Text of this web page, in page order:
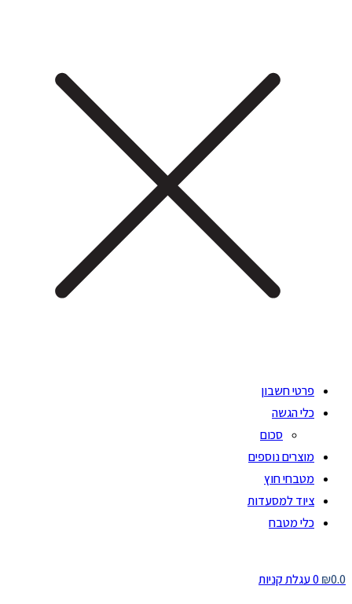
פרטי חשבון
כלי הגשה
סכום
מוצרים נוספים
מטבחי חוץ
ציוד למסעדות
כלי מטבח
₪0.0
0 עגלת קניות